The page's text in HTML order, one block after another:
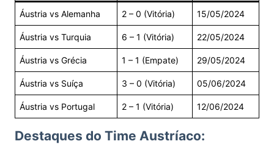
Áustria vs Alemanha 2 – 0 (Vitória) 15/05/2024
Áustria vs Turquia 6 – 1 (Vitória) 22/05/2024
Áustria vs Grécia 1 – 1 (Empate) 29/05/2024
Áustria vs Suíça 3 – 0 (Vitória) 05/06/2024
Áustria vs Portugal 2 – 1 (Vitória) 12/06/2024
Destaques do Time Austríaco: